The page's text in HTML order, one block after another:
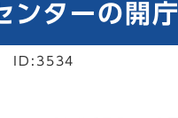
ンターの開
ID:3534